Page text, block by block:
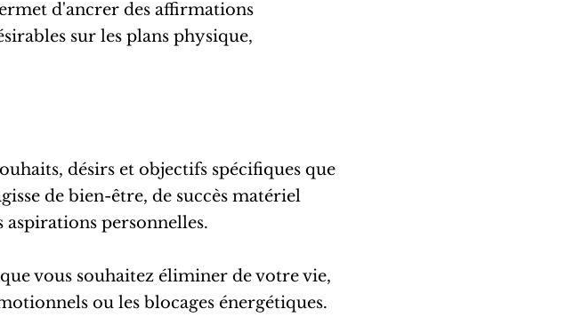
d'ancrer des affirmations
sur les plans physique,
désirs et objectifs spécifiques que
de bien-être, de succès matériel
personnelles.
vous souhaitez éliminer de votre vie,
ou les blocages énergétiques.